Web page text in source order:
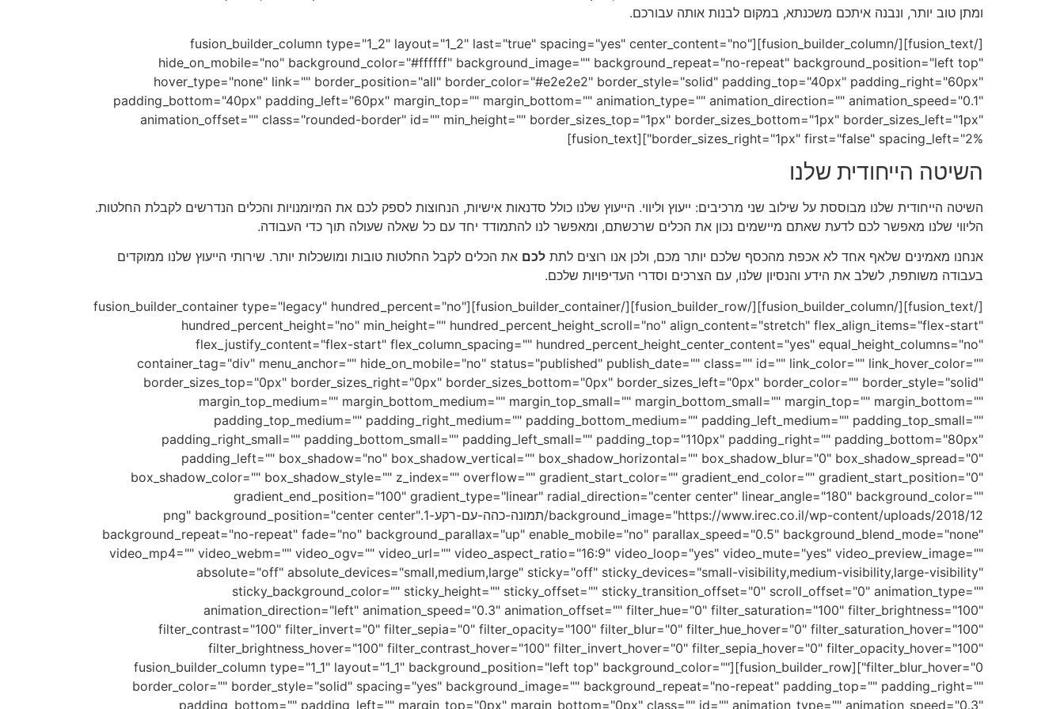
ומתן טוב יותר, ונבנה איתכם משכנתא, במקום לבנות אותה עבורכם.
[/fusion_text][/fusion_builder_column][fusion_builder_column type="1_2" layout="1_2" last="true" spacing="yes" center_content="no"
hide_on_mobile="no" background_color="#ffffff" background_image="" background_repeat="no-repeat" background_position="left top"
hover_type="none" link="" border_position="all" border_color="#e2e2e2" border_style="solid" padding_top="40px" padding_right="60px"
padding_bottom="40px" padding_left="60px" margin_top="" margin_bottom="" animation_type="" animation_direction="" animation_speed="0.1"
animation_offset="" class="rounded-border" id="" min_height="" border_sizes_top="1px" border_sizes_bottom="1px" border_sizes_left="1px"
border_sizes_right="1px" first="false" spacing_left="2%"][fusion_text]
השיטה הייחודית שלנו
השיטה הייחודית שלנו מבוססת על שילוב שני מרכיבים: ייעוץ וליווי. הייעוץ שלנו כולל סדנאות אישיות, הנחוצות לספק לכם את המיומנויות והכלים הנדרשים לקבלת החלטות.
הליווי שלנו מאפשר לכם לדעת שאתם מיישמים נכון את הכלים שרכשתם, ומאפשר לנו להתמודד יחד עם כל שאלה שעולה תוך כדי העבודה.
אנחנו מאמינים שלאף אחד לא אכפת מהכסף שלכם יותר מכם, ולכן אנו רוצים לתת לכם את הכלים לקבל החלטות טובות ומושכלות יותר. שירותי הייעוץ שלנו ממוקדים
בעבודה משותפת, לשלב את הידע והנסיון שלנו, עם הצרכים וסדרי העדיפויות שלכם.
[/fusion_text][/fusion_builder_column][/fusion_builder_row][/fusion_builder_container][fusion_builder_container type="legacy" hundred_percent="no"
hundred_percent_height="no" min_height="" hundred_percent_height_scroll="no" align_content="stretch" flex_align_items="flex-start"
flex_justify_content="flex-start" flex_column_spacing="" hundred_percent_height_center_content="yes" equal_height_columns="no"
container_tag="div" menu_anchor="" hide_on_mobile="no" status="published" publish_date="" class="" id="" link_color="" link_hover_color=""
border_sizes_top="0px" border_sizes_right="0px" border_sizes_bottom="0px" border_sizes_left="0px" border_color="" border_style="solid"
margin_top_medium="" margin_bottom_medium="" margin_top_small="" margin_bottom_small="" margin_top="" margin_bottom=""
padding_top_medium="" padding_right_medium="" padding_bottom_medium="" padding_left_medium="" padding_top_small=""
padding_right_small="" padding_bottom_small="" padding_left_small="" padding_top="110px" padding_right="" padding_bottom="80px"
padding_left="" box_shadow="no" box_shadow_vertical="" box_shadow_horizontal="" box_shadow_blur="0" box_shadow_spread="0"
box_shadow_color="" box_shadow_style="" z_index="" overflow="" gradient_start_color="" gradient_end_color="" gradient_start_position="0"
gradient_end_position="100" gradient_type="linear" radial_direction="center center" linear_angle="180" background_color=""
background_image="https://www.irec.co.il/wp-content/uploads/2018/12/תמונה-כהה-עם-רקע-1.png" background_position="center center"
background_repeat="no-repeat" fade="no" background_parallax="up" enable_mobile="no" parallax_speed="0.5" background_blend_mode="none"
video_mp4="" video_webm="" video_ogv="" video_url="" video_aspect_ratio="16:9" video_loop="yes" video_mute="yes" video_preview_image=""
absolute="off" absolute_devices="small,medium,large" sticky="off" sticky_devices="small-visibility,medium-visibility,large-visibility"
sticky_background_color="" sticky_height="" sticky_offset="" sticky_transition_offset="0" scroll_offset="0" animation_type=""
animation_direction="left" animation_speed="0.3" animation_offset="" filter_hue="0" filter_saturation="100" filter_brightness="100"
filter_contrast="100" filter_invert="0" filter_sepia="0" filter_opacity="100" filter_blur="0" filter_hue_hover="0" filter_saturation_hover="100"
filter_brightness_hover="100" filter_contrast_hover="100" filter_invert_hover="0" filter_sepia_hover="0" filter_opacity_hover="100"
filter_blur_hover="0"][fusion_builder_row][fusion_builder_column type="1_1" layout="1_1" background_position="left top" background_color=""
border_color="" border_style="solid" spacing="yes" background_image="" background_repeat="no-repeat" padding_top="" padding_right=""
padding_bottom="" padding_left="" margin_top="0px" margin_bottom="0px" class="" id="" animation_type="" animation_speed="0.3"